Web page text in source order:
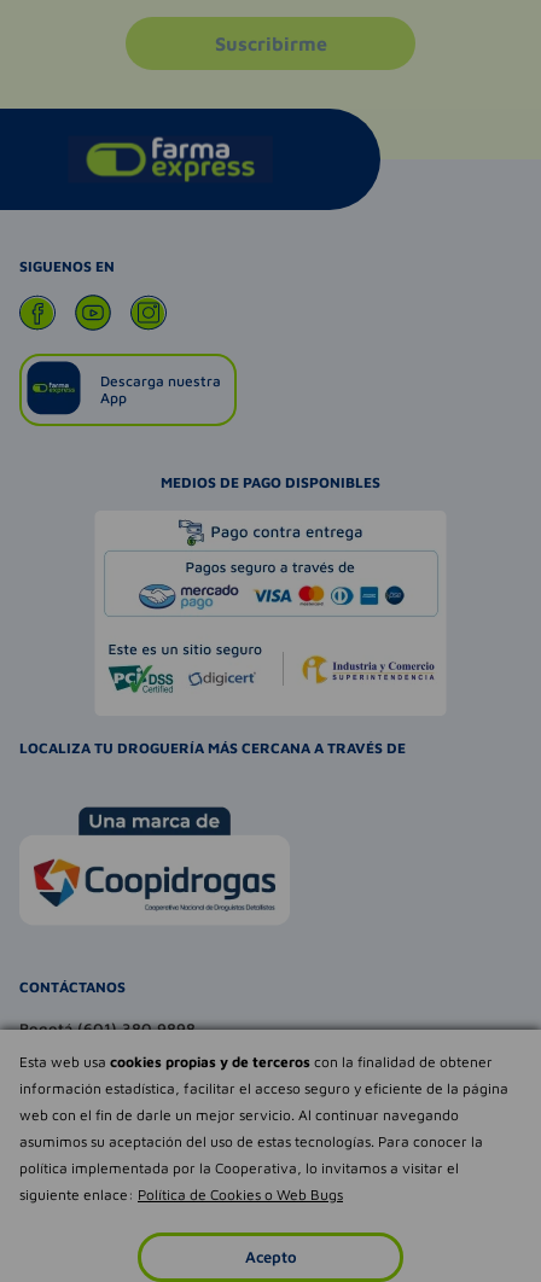
Esta web usa cookies propias y de terceros con la finalidad de obtener
información estadística, facilitar el acceso seguro y eficiente de la página
web con el fin de darle un mejor servicio. Al continuar navegando
asumimos su aceptación del uso de estas tecnologías. Para conocer la
política implementada por la Cooperativa, lo invitamos a visitar el
siguiente enlace: Política de Cookies o Web Bugs
Acepto
Déjanos tu
opinión
Suscribirme
SIGUENOS EN
Descarga nuestra
App
MEDIOS DE PAGO DISPONIBLES
LOCALIZA TU DROGUERÍA MÁS CERCANA A TRAVÉS DE
CONTÁCTANOS
Bogotá (601) 380 9898
atencionalcliente@farmaexpress.com
TE PUEDE INTERESAR
NOSOTROS
Empowered by
Todos los derechos reservados Farmaexpress 2025